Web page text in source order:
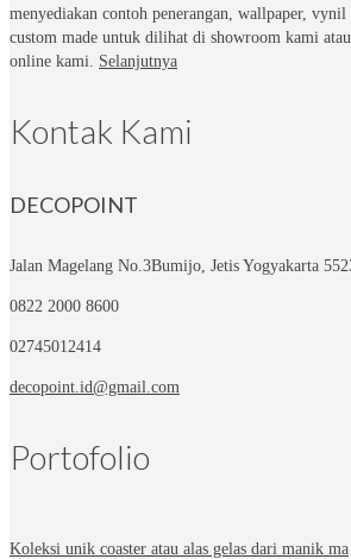
menyediakan contoh penerangan, wallpaper, vynil
custom made untuk dilihat di showroom kami
online kami. Selanjutnya
Kontak Kami
DECOPOINT
Jalan Magelang No.3Bumijo, Jetis Yogyakarta
0822 2000 8600
02745012414
decopoint.id@gmail.com
Portofolio
Koleksi unik coaster atau alas gelas dari manik ma